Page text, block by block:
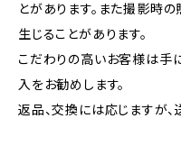
とがあります。また撮影時
生じることがあります。
こだわりの高いお客様は手
入をお勧めします。
返品、交換には応じますが、